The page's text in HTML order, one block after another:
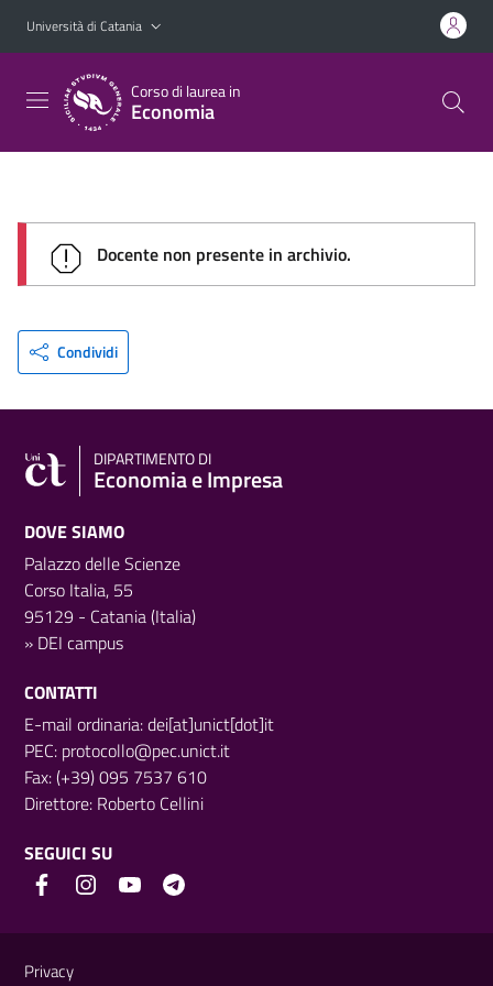
Vai al contenuto principale
Vai al menu di navigazione
Università di Catania
Corso di laurea in
Economia
Docente non presente in archivio.
Condividi
DIPARTIMENTO DI
Economia e Impresa
DOVE SIAMO
Palazzo delle Scienze
Corso Italia, 55
95129 - Catania (Italia)
» DEI campus
CONTATTI
E-mail ordinaria: dei[at]unict[dot]it
PEC: protocollo@pec.unict.it
Fax: (+39) 095 7537 610
Direttore: Roberto Cellini
SEGUICI SU
Privacy